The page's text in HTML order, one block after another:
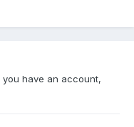
have an account,